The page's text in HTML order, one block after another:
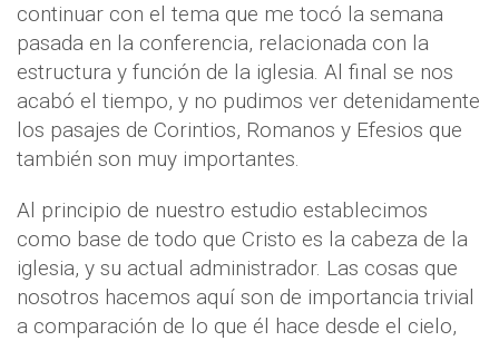
continuar con el tema que me tocó la semana
pasada en la conferencia, relacionada con la
estructura y función de la iglesia. Al final se nos
acabó el tiempo, y no pudimos ver detenidamente
los pasajes de Corintios, Romanos y Efesios que
también son muy importantes.
Al principio de nuestro estudio establecimos
como base de todo que Cristo es la cabeza de la
iglesia, y su actual administrador. Las cosas que
nosotros hacemos aquí son de importancia trivial
a comparación de lo que él hace desde el cielo,